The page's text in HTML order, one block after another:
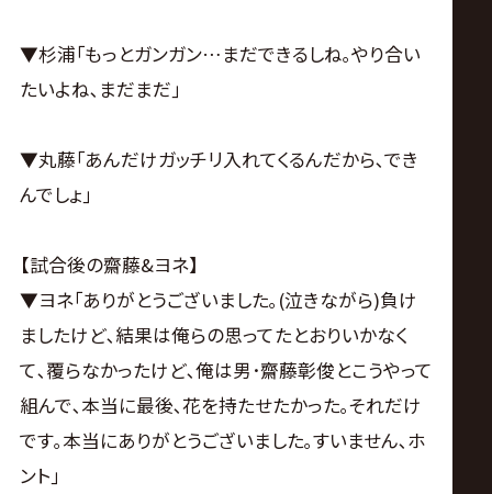
▼杉浦｢もっとガンガン…まだできるしね｡やり合い
たいよね､まだまだ｣
▼丸藤｢あんだけガッチリ入れてくるんだから､でき
んでしょ｣
【試合後の齋藤&ヨネ】
▼ヨネ｢ありがとうございました｡(泣きながら)負け
ましたけど､結果は俺らの思ってたとおりいかなく
て､覆らなかったけど､俺は男･齋藤彰俊とこうやって
組んで､本当に最後､花を持たせたかった｡それだけ
です｡本当にありがとうございました｡すいません､ホ
ント｣